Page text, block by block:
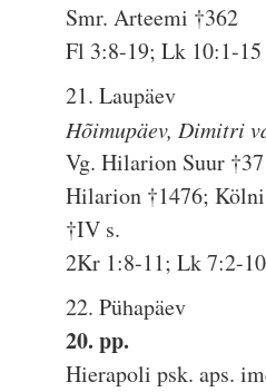
Smr. Arteemi †362
Fl 3:8-19; Lk 10:1-15
21. Laupäev
Hõimupäev, Dimitri
Vg. Hilarion Suur
Hilarion †1476;
†IV s.
2Kr 1:8-11; Lk 7:2-10
22. Pühapäev
20. pp.
Hierapoli psk. aps.